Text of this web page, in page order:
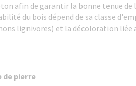
afin de garantir la bonne tenue
du bois dépend de sa classe
lignivores) et la décoloration liée
de pierre